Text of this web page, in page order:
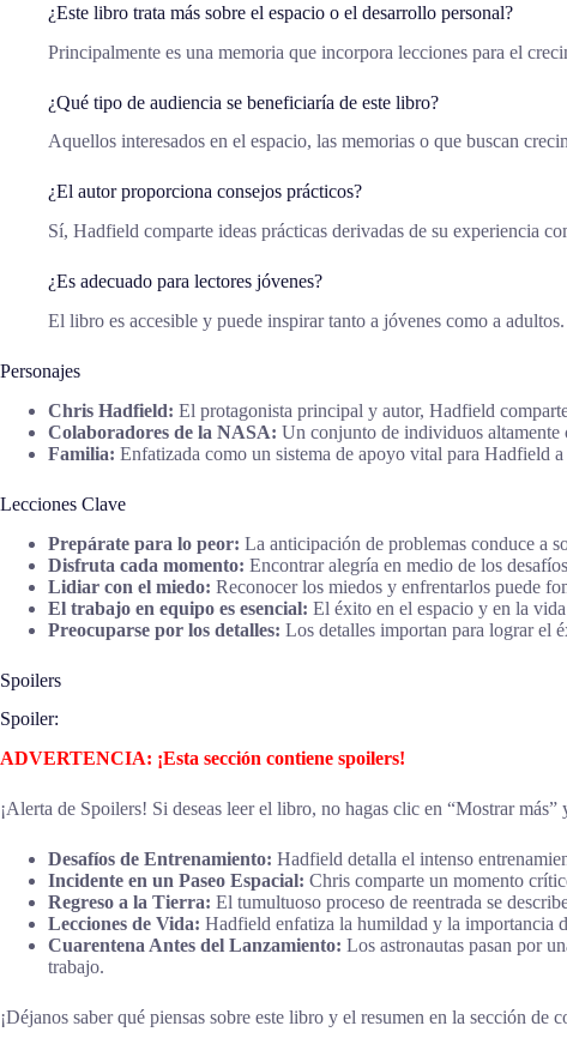
¿Este libro trata más sobre el espacio o el desarrollo personal?
Principalmente es una memoria que incorpora lecciones para el
¿Qué tipo de audiencia se beneficiaría de este libro?
Aquellos interesados en el espacio, las memorias o que buscan
¿El autor proporciona consejos prácticos?
Sí, Hadfield comparte ideas prácticas derivadas de su experiencia
¿Es adecuado para lectores jóvenes?
El libro es accesible y puede inspirar tanto a jóvenes como a adultos.
Personajes
Chris Hadfield: El protagonista principal y autor, Hadfield
Colaboradores de la NASA: Un conjunto de individuos altamente
Familia: Enfatizada como un sistema de apoyo vital para Hadfield
Lecciones Clave
Prepárate para lo peor: La anticipación de problemas conduce a
Disfruta cada momento: Encontrar alegría en medio de los
Lidiar con el miedo: Reconocer los miedos y enfrentarlos puede
El trabajo en equipo es esencial: El éxito en el espacio y en la
Preocuparse por los detalles: Los detalles importan para lograr el
Spoilers
Spoiler:
ADVERTENCIA: ¡Esta sección contiene spoilers!
¡Alerta de Spoilers! Si deseas leer el libro, no hagas clic en “Mostrar más”
Desafíos de Entrenamiento: Hadfield detalla el intenso
Incidente en un Paseo Espacial: Chris comparte un momento
Regreso a la Tierra: El tumultuoso proceso de reentrada se
Lecciones de Vida: Hadfield enfatiza la humildad y la importancia
Cuarentena Antes del Lanzamiento: Los astronautas pasan por
trabajo.
¡Déjanos saber qué piensas sobre este libro y el resumen en la sección de